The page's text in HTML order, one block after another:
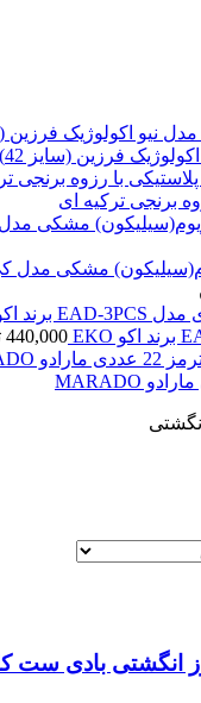
فرزین (سایز 42)
برنجی ترکیه ای
مشکی مدل کی 2 شرکت
440,000
فرز انگشتی بادی ست